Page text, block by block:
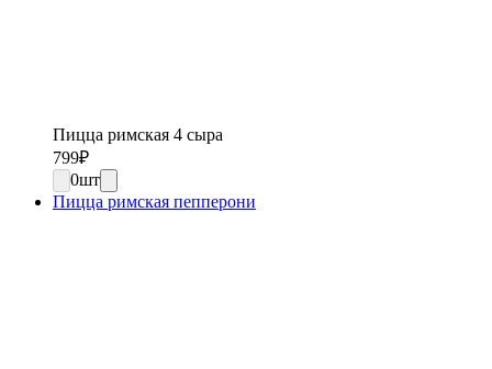
Пицца римская 4 сыра
799₽
0шт
Пицца римская пепперони